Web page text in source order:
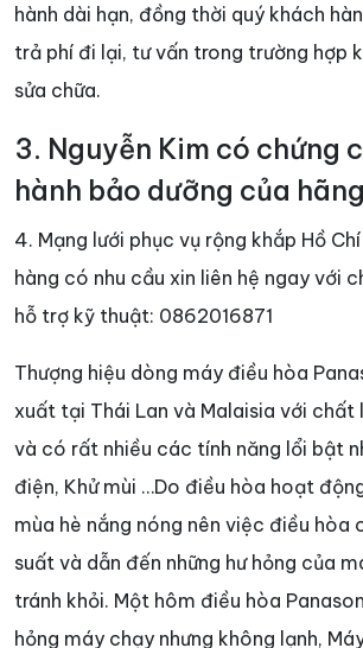
hành dài hạn, đồng thời quý khách
trả phí đi lại, tư vấn trong trường hợp
sửa chữa.
3. Nguyễn Kim có chứng
hành bảo dưỡng của
4. Mạng lưới phục vụ rộng khắp Hồ
hàng có nhu cầu xin liên hệ ngay với
hỗ trợ kỹ thuật: 0862016871
Thượng hiệu dòng máy điều hòa
xuất tại Thái Lan và Malaisia với chất
và có rất nhiều các tính năng lổi bật
điện, Khử mùi …Do điều hòa hoạt
mùa hè nắng nóng nên việc điều hòa
suất và dẫn đến những hư hỏng của
tránh khỏi. Một hôm điều hòa
hỏng máy chạy nhưng không lạnh,